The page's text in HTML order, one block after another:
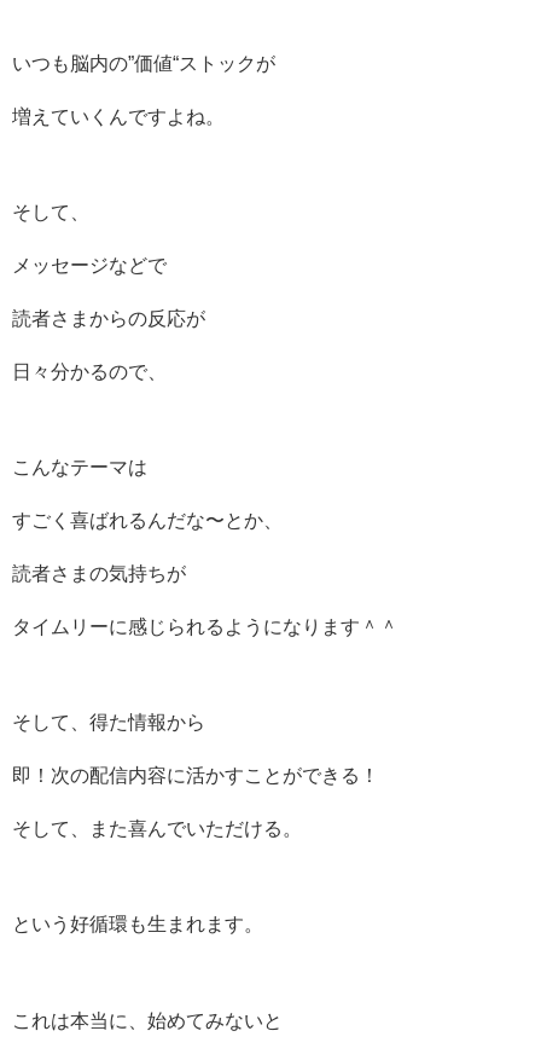
いつも脳内の”価値“ストックが
増えていくんですよね。
そして、
メッセージなどで
読者さまからの反応が
日々分かるので、
こんなテーマは
すごく喜ばれるんだな〜とか、
読者さまの気持ちが
タイムリーに感じられるようになります＾＾
そして、得た情報から
即！次の配信内容に活かすことができる！
そして、また喜んでいただける。
という好循環も生まれます。
これは本当に、始めてみないと